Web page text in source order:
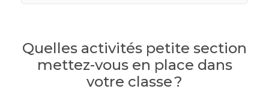
Quelles activités petite section
mettez-vous en place dans
votre classe ?